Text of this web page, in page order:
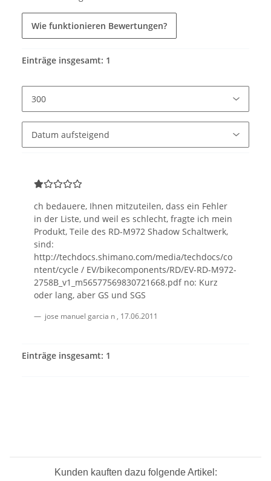
Wie funktionieren Bewertungen?
Einträge insgesamt: 1
ch bedauere, Ihnen mitzuteilen, dass ein Fehler
in der Liste, und weil es schlecht, fragte ich mein
Produkt, Teile des RD-M972 Shadow Schaltwerk,
sind:
http://techdocs.shimano.com/media/techdocs/co
ntent/cycle / EV/bikecomponents/RD/EV-RD-M972-
2758B_v1_m56577569830721668.pdf no: Kurz
oder lang, aber GS und SGS
jose manuel garcia n , 17.06.2011
Einträge insgesamt: 1
Kunden kauften dazu folgende Artikel: